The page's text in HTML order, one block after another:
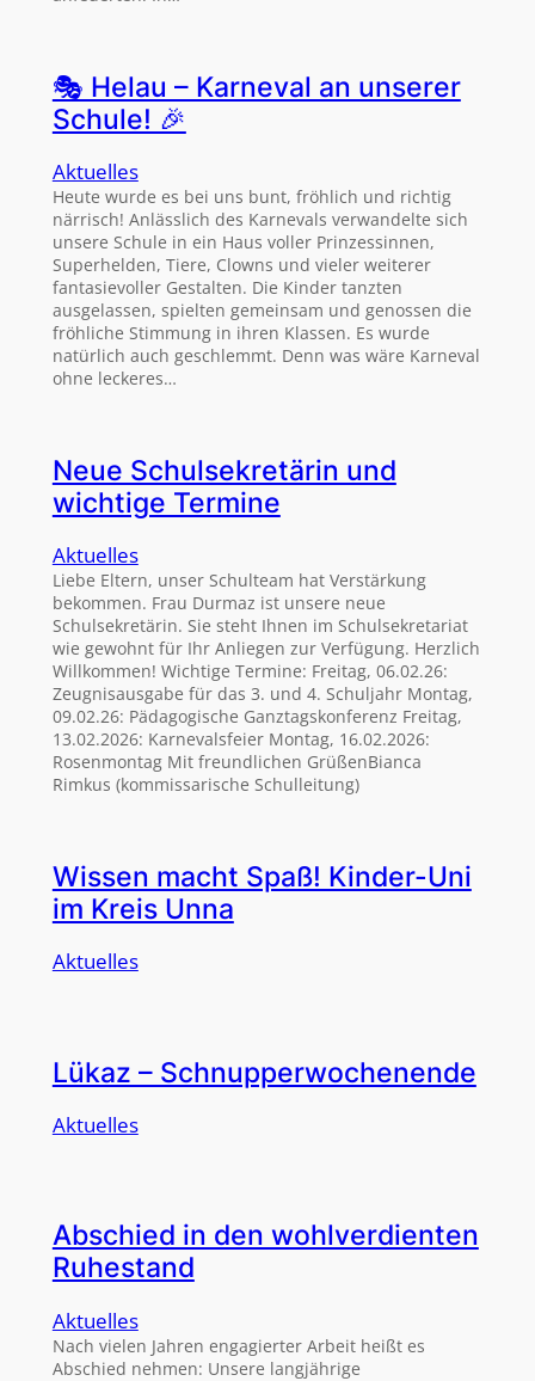
🎭 Helau – Karneval an unserer
Schule! 🎉
Aktuelles
Heute wurde es bei uns bunt, fröhlich und richtig
närrisch! Anlässlich des Karnevals verwandelte sich
unsere Schule in ein Haus voller Prinzessinnen,
Superhelden, Tiere, Clowns und vieler weiterer
fantasievoller Gestalten. Die Kinder tanzten
ausgelassen, spielten gemeinsam und genossen die
fröhliche Stimmung in ihren Klassen. Es wurde
natürlich auch geschlemmt. Denn was wäre Karneval
ohne leckeres…
Neue Schulsekretärin und
wichtige Termine
Aktuelles
Liebe Eltern, unser Schulteam hat Verstärkung
bekommen. Frau Durmaz ist unsere neue
Schulsekretärin. Sie steht Ihnen im Schulsekretariat
wie gewohnt für Ihr Anliegen zur Verfügung. Herzlich
Willkommen! Wichtige Termine: Freitag, 06.02.26:
Zeugnisausgabe für das 3. und 4. Schuljahr Montag,
09.02.26: Pädagogische Ganztagskonferenz Freitag,
13.02.2026: Karnevalsfeier Montag, 16.02.2026:
Rosenmontag Mit freundlichen GrüßenBianca
Rimkus (kommissarische Schulleitung)
Wissen macht Spaß! Kinder-Uni
im Kreis Unna
Aktuelles
Lükaz – Schnupperwochenende
Aktuelles
Abschied in den wohlverdienten
Ruhestand
Aktuelles
Nach vielen Jahren engagierter Arbeit heißt es
Abschied nehmen: Unsere langjährige